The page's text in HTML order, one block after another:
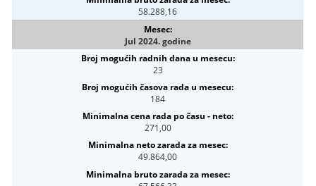
58.288,16
Jul 2024. godine
23
184
271,00
49.864,00